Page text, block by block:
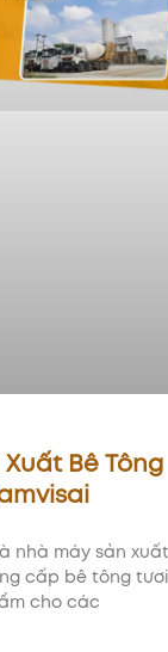
Bê Tông
nhà máy sản xuất
cấp bê tông
cho các